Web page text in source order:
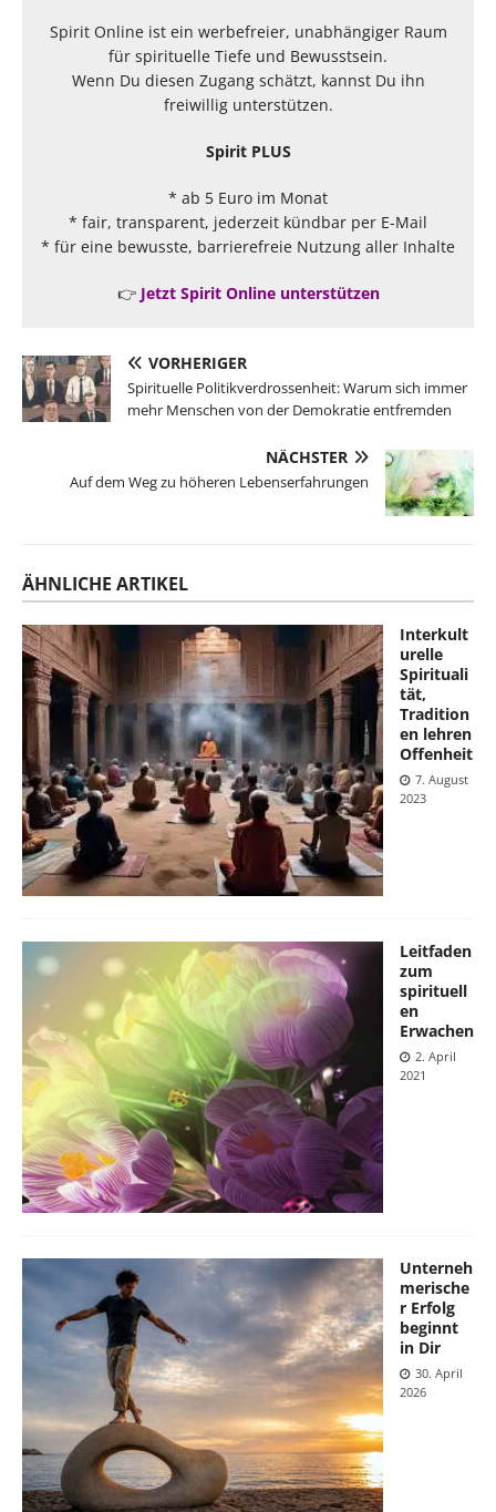
Spirit Online ist ein werbefreier, unabhängiger Raum
für spirituelle Tiefe und Bewusstsein.
Wenn Du diesen Zugang schätzt, kannst Du ihn
freiwillig unterstützen.
Spirit PLUS
* ab 5 Euro im Monat
* fair, transparent, jederzeit kündbar per E-Mail
* für eine bewusste, barrierefreie Nutzung aller Inhalte
👉 Jetzt Spirit Online unterstützen
VORHERIGER
Spirituelle Politikverdrossenheit: Warum sich immer
mehr Menschen von der Demokratie entfremden
NÄCHSTER
Auf dem Weg zu höheren Lebenserfahrungen
ÄHNLICHE ARTIKEL
Interkult
urelle
Spirituali
tät,
Tradition
en lehren
Offenheit
7. August
2023
Leitfaden
zum
spirituell
en
Erwachen
2. April
2021
Unterneh
merische
r Erfolg
beginnt
in Dir
30. April
2026